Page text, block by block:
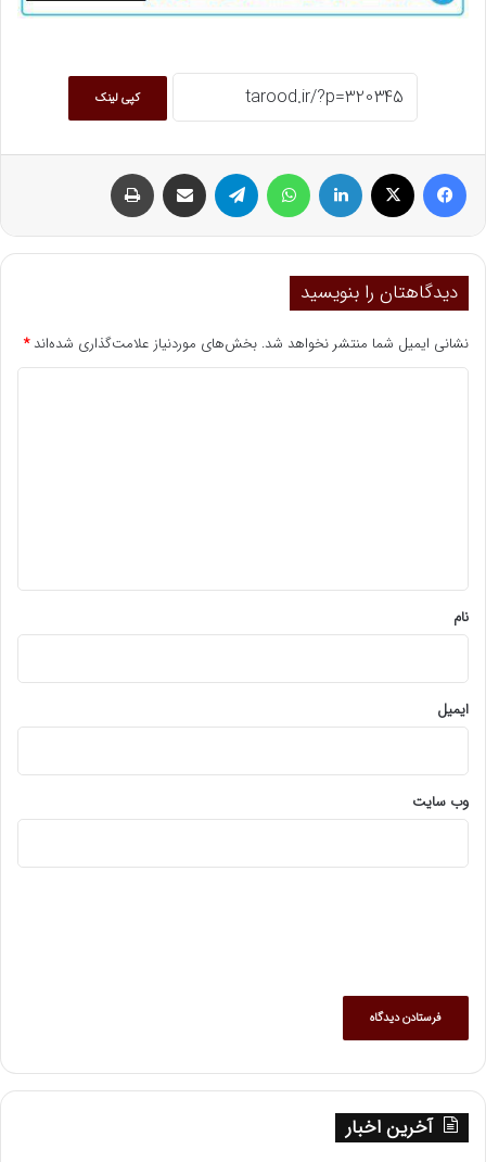
کپی لینک
ایکس
دیدگاهتان را بنویسید
نشانی ایمیل شما منتشر نخواهد شد. بخش‌های موردنیاز علامت‌گذاری شده‌اند*
نام
ایمیل
وب‌ سایت
آخرین اخبار